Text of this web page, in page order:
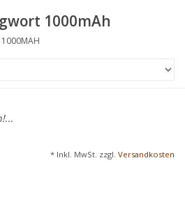
1000mAh
1000MAH
* Inkl. MwSt. zzgl. Versandkosten